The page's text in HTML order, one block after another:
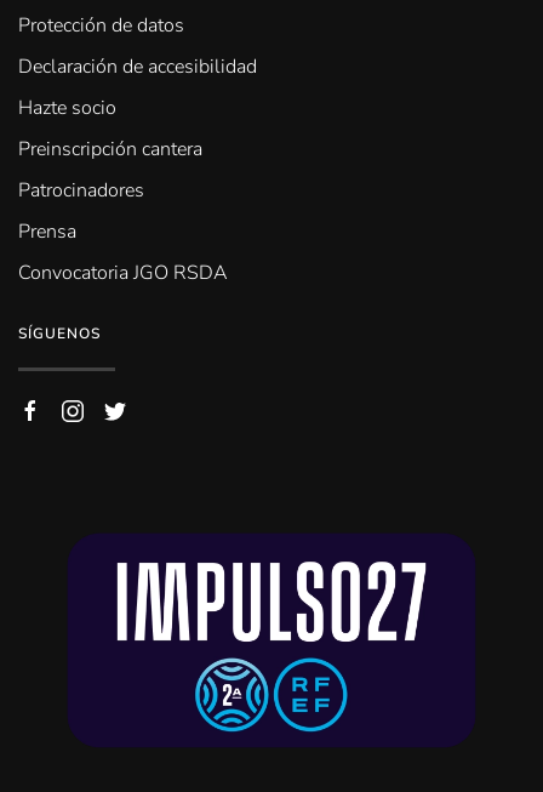
Protección de datos
Declaración de accesibilidad
Hazte socio
Preinscripción cantera
Patrocinadores
Prensa
Convocatoria JGO RSDA
SÍGUENOS